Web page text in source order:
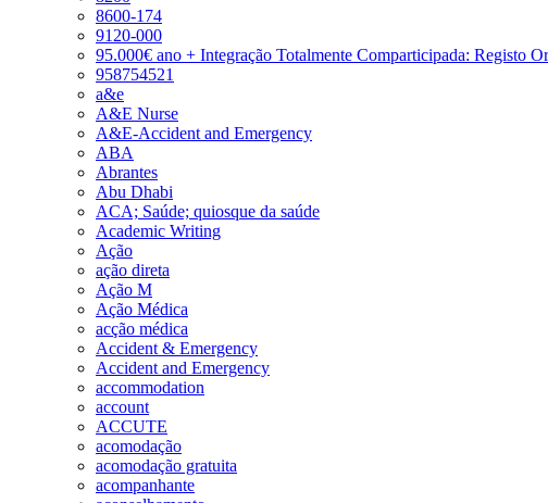
8600-174
9120-000
95.000€ ano + Integração Totalmente Comparticipada: Registo
958754521
a&e
A&E Nurse
A&E-Accident and Emergency
ABA
Abrantes
Abu Dhabi
ACA; Saúde; quiosque da saúde
Academic Writing
Ação
ação direta
Ação M
Ação Médica
acção médica
Accident & Emergency
Accident and Emergency
accommodation
account
ACCUTE
acomodação
acomodação gratuita
acompanhante